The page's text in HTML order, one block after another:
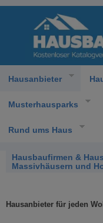
Hausanbieter
Musterhausparks
Rund ums Haus
Hausbaufirmen &
Massivhäusern und
Hausanbieter für jeden